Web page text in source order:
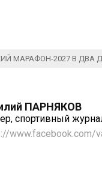
МАРАФОН-2027 В ДВА
ПАРНЯКОВ
спортивный
www.facebook.com/